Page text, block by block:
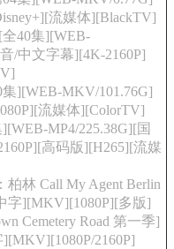
流媒体][BlackTV]
40集][WEB-
/中文字幕][4K-2160P]
][WEB-MKV/101.76G]
流媒体][ColorTV]
MP4/225.38G][国
高码版][H265][流媒
林 Call My Agent Berlin
字][MKV][1080P][多版]
Cemetery Road 第一季]
2160P]